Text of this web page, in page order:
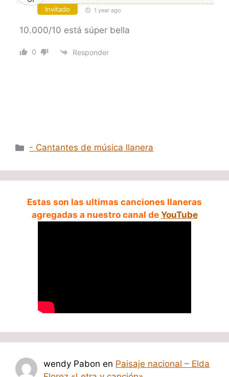
Invitado 1 year ago
10.000/10 está súper bella
0 Responder
Categorías
- Cantantes de música llanera
Estas son las ultimas canciones llaneras
agregadas a nuestro canal de YouTube
wendy Pabon en Paisaje nacional – Elda